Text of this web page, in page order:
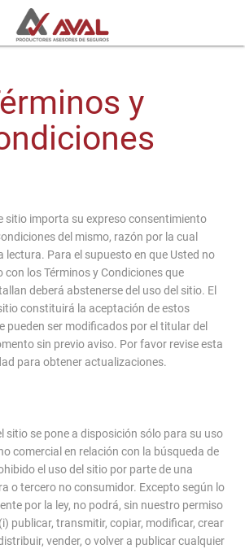
y
sitio importa su expreso consentimiento
del mismo, razón por la cual
lectura. Para el supuesto en que Usted no
con los Términos y Condiciones que
deberá abstenerse del uso del sitio. El
constituirá la aceptación de estos
pueden ser modificados por el titular del
sin previo aviso. Por favor revise esta
para obtener actualizaciones.
sitio se pone a disposición sólo para su uso
comercial en relación con la búsqueda de
el uso del sitio por parte de una
o tercero no consumidor. Excepto según lo
por la ley, no podrá, sin nuestro permiso
publicar, transmitir, copiar, modificar, crear
vender, o volver a publicar cualquier